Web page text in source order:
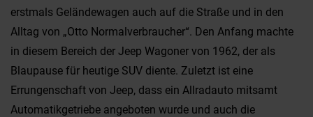
erstmals Geländewagen auch auf die Straße und in den
Alltag von „Otto Normalverbraucher“. Den Anfang machte
in diesem Bereich der Jeep Wagoner von 1962, der als
Blaupause für heutige SUV diente. Zuletzt ist eine
Errungenschaft von Jeep, dass ein Allradauto mitsamt
Automatikgetriebe angeboten wurde und auch die